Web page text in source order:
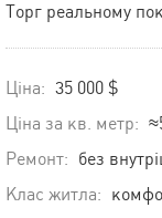
Торг реальному
Ціна: 35 000 $
Ціна за кв. метр:
Ремонт: без
Клас житла: